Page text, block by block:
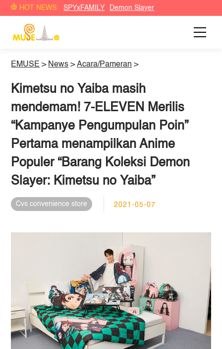
HOT NEWS: SPYxFAMILY Demon Slayer
EMUSE > News >Acara/Pameran >
Kimetsu no Yaiba masih
mendemam! 7-ELEVEN Merilis
“Kampanye Pengumpulan Poin”
Pertama menampilkan Anime
Populer “Barang Koleksi Demon
Slayer: Kimetsu no Yaiba”
Cvs convenience store 2021-05-07